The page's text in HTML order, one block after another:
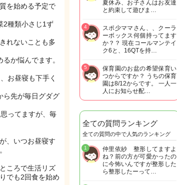
を始める予定で
2種類小さじ1ず
れないことも多
か悩んでます。
お昼寝も下手く
先が毎日グダグ
ってますが、毎
、いつお昼寝す
ころで生活リズ
でも2回食を始め
夏休み、お子さんはお友達
と約束して遊びま…
スポ少ママさん、、クーラ
ーボックス何個持ってます
か？？ 現在コールマンテイ
ク6と、16QTを持…
4
保育園のお盆の希望保育い
つからですか？ うちの保育
園は8/12からです。 一人一
人にお知らせ配…
5
全ての質問ランキング
全ての質問の中で人気のランキング
仲里依紗 整形してますよ
ね？前の方が可愛かったの
に今怖いんですが整形した
ら整形したーって…
1